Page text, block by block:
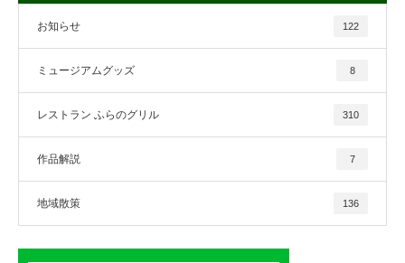
お知らせ 122
ミュージアムグッズ 8
レストラン ふらのグリル 310
作品解説 7
地域散策 136